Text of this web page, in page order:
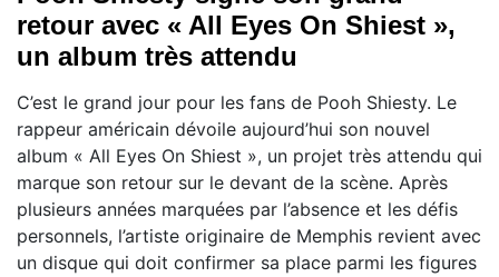
retour avec « All Eyes On Shiest »,
un album très attendu
C’est le grand jour pour les fans de Pooh Shiesty. Le
rappeur américain dévoile aujourd’hui son nouvel
album « All Eyes On Shiest », un projet très attendu qui
marque son retour sur le devant de la scène. Après
plusieurs années marquées par l’absence et les défis
personnels, l’artiste originaire de Memphis revient avec
un disque qui doit confirmer sa place parmi les figures